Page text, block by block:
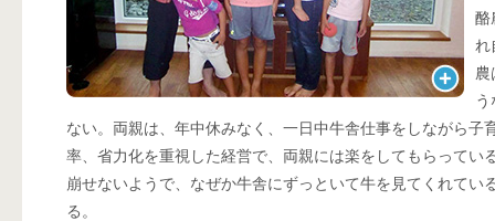
酪
れ
農
ない。両親は、年中休みなく、一日中牛舎仕事をしながら子
率、省力化を重視した経営で、両親には楽をしてもらってい
崩せないようで、なぜか牛舎にずっといて牛を見てくれてい
る。